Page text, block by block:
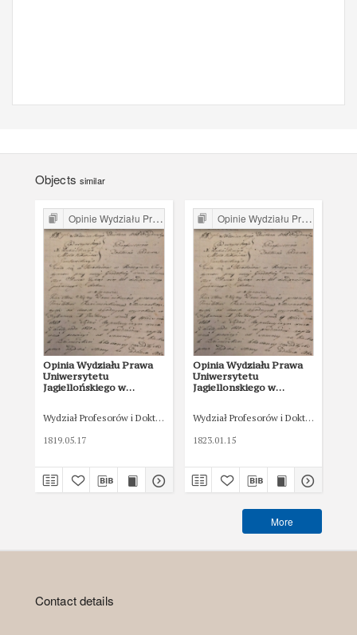
Objects similar
Opinie Wydziału Prawa Uniwersytetu Jagiellońskiego
Opinia Wydziału Prawa
Uniwersytetu
Jagiellońskiego w
Wydział Profesorów i Doktorow Prawa
1819.05.17
Opinie Wydziału Prawa Uniwersytetu Jagiellońskiego
Opinia Wydziału Prawa
Uniwersytetu
Jagiellonskiego w
Wydział Profesorów i Doktorow Prawa
1823.01.15
More
Contact details